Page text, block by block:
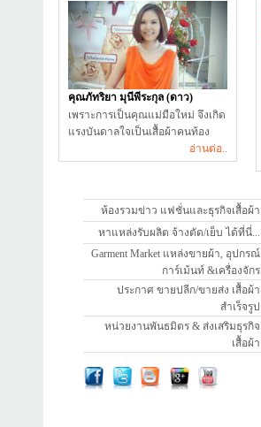
คุณภัทริยา มุนีพีระกุล (ดาว)
เพราะการเป็นคุณแม่มือใหม่ จึงเกิด
แรงบันดาลใจเป็นเสื้อผ้าคนท้อง
อ่านต่อ..
ห้องรวมข่าว แฟชั่นและธุรกิจเสื้อผ้า
หาแหล่งรับผลิต จ้างตัด/เย็บ ได้ที่นี่...
Garment Market แหล่งขายผ้า, อุปกรณ์
การ์เม้นท์ &เครื่องจักร
ประกาศ ขายปลีก/ขายส่ง เสื้อผ้า
สำเร็จรูป
หน่วยงานพันธมิตร & ส่งเสริมธุรกิจ
เสื้อผ้า